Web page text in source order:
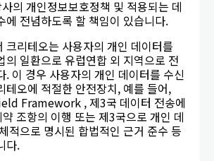
의 개인정보보호정책 및 적용되는 데
에 전념하도록 할 책임이 있습니다.
크리테오는 사용자의 개인 데이터를
의 일환으로 유럽연합 외 지역으로 전
. 이 경우 사용자의 개인 데이터를 수신
테오에 적절한 안전장치, 예를 들어,
Framework , 제3국 데이터 전송에
조항의 이행 또는 제3국으로 개인 데
적으로 명시된 합법적인 근거 준수 등
다.